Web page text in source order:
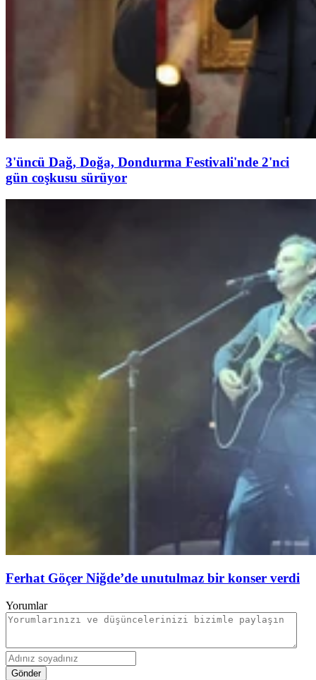
3'üncü Dağ, Doğa, Dondurma Festivali'nde 2'nci
gün coşkusu sürüyor
Ferhat Göçer Niğde’de unutulmaz bir konser verdi
Yorumlar
Gönder